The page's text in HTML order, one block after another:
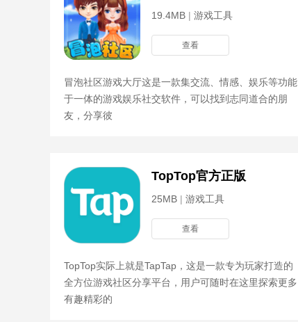
19.4MB | 游戏工具
查看
冒泡社区游戏大厅这是一款集交流、情感、娱乐等功能
于一体的游戏娱乐社交软件，可以找到志同道合的朋
友，分享彼
TopTop官方正版
25MB | 游戏工具
查看
TopTop实际上就是TapTap，这是一款专为玩家打造的
全方位游戏社区分享平台，用户可随时在这里探索更多
有趣精彩的